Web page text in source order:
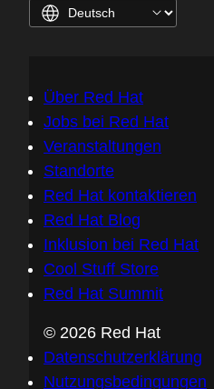
Über Red Hat
Jobs bei Red Hat
Veranstaltungen
Standorte
Red Hat kontaktieren
Red Hat Blog
Inklusion bei Red Hat
Cool Stuff Store
Red Hat Summit
© 2026 Red Hat
Datenschutzerklärung
Nutzungsbedingungen